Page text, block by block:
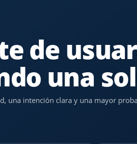
de
una
una intención clara y una mayor